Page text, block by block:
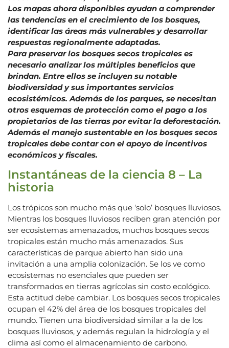
Los mapas ahora disponibles ayudan a comprender
las tendencias en el crecimiento de los bosques,
identificar las áreas más vulnerables y desarrollar
respuestas regionalmente adaptadas.
Para preservar los bosques secos tropicales es
necesario analizar los múltiples beneficios que
brindan. Entre ellos se incluyen su notable
biodiversidad y sus importantes servicios
ecosistémicos. Además de los parques, se necesitan
otros esquemas de protección como el pago a los
propietarios de las tierras por evitar la deforestación.
Además el manejo sustentable en los bosques secos
tropicales debe contar con el apoyo de incentivos
económicos y fiscales.
Instantáneas de la ciencia 8 – La
historia
Los trópicos son mucho más que ‘solo’ bosques lluviosos.
Mientras los bosques lluviosos reciben gran atención por
ser ecosistemas amenazados, muchos bosques secos
tropicales están mucho más amenazados. Sus
características de parque abierto han sido una
invitación a una amplia colonización. Se los ve como
ecosistemas no esenciales que pueden ser
transformados en tierras agrícolas sin costo ecológico.
Esta actitud debe cambiar. Los bosques secos tropicales
ocupan el 42% del área de los bosques tropicales del
mundo. Tienen una biodiversidad similar a la de los
bosques lluviosos, y además regulan la hidrología y el
clima así como el almacenamiento de carbono.